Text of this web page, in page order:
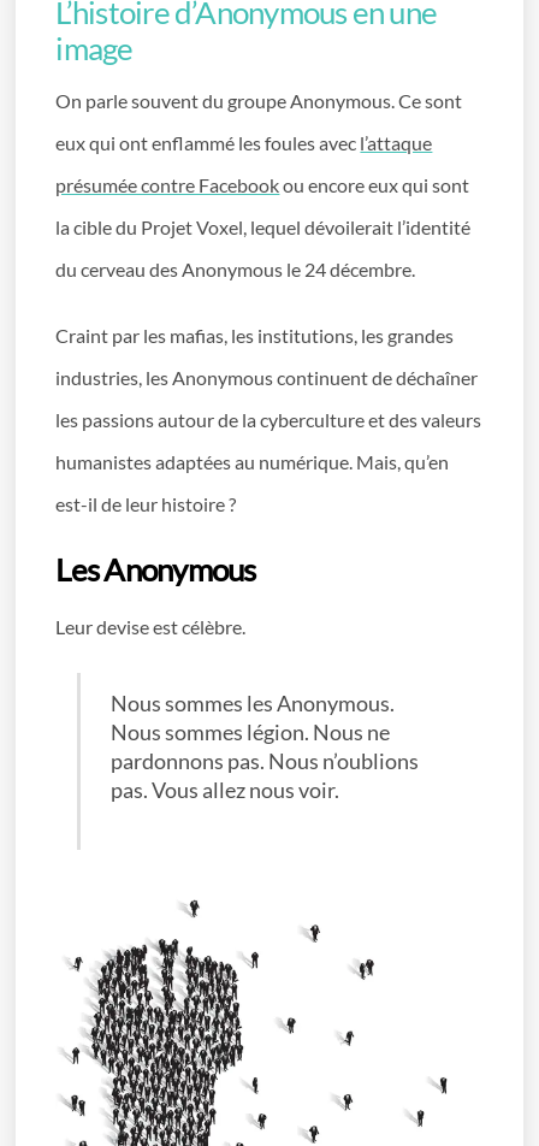
L’histoire d’Anonymous en une
image
On parle souvent du groupe Anonymous. Ce sont
eux qui ont enflammé les foules avec l’attaque
présumée contre Facebookou encore eux qui sont
la cible du Projet Voxel, lequel dévoilerait l’identité
du cerveau des Anonymous le 24 décembre.
Craint par les mafias, les institutions, les grandes
industries, les Anonymous continuent de déchaîner
les passions autour de la cyberculture et des valeurs
humanistes adaptées au numérique. Mais, qu’en
est-il de leur histoire ?
Les Anonymous
Leur devise est célèbre.
Nous sommes les Anonymous.
Nous sommes légion. Nous ne
pardonnons pas. Nous n’oublions
pas. Vous allez nous voir.